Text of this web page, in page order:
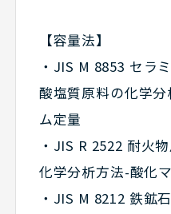
【容量法】
・JIS M 8853 セラ
酸塩質原料の化学
ム定量
・JIS R 2522 耐火
化学分析方法-酸化
・JIS M 8212 鉄鉱